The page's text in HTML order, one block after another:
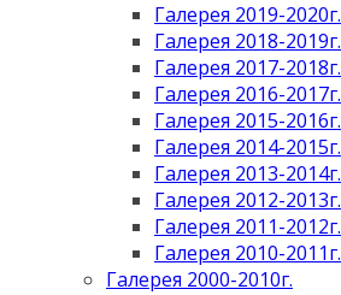
Галерея 2019-2020г.
Галерея 2018-2019г.
Галерея 2017-2018г.
Галерея 2016-2017г.
Галерея 2015-2016г.
Галерея 2014-2015г.
Галерея 2013-2014г.
Галерея 2012-2013г.
Галерея 2011-2012г.
Галерея 2010-2011г.
Галерея 2000-2010г.